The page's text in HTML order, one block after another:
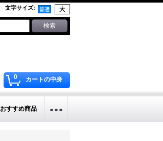
文字サイズ:
0 カートの中身
おすすめ商品